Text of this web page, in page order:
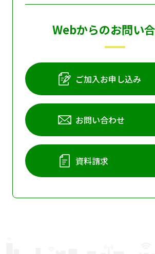
Webからのお問い
ご加入お申し込み
お問い合わせ
資料請求